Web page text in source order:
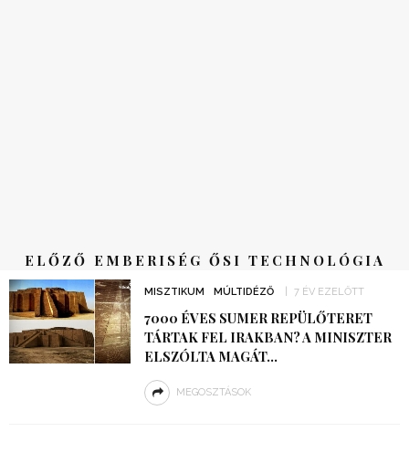
ELŐZŐ EMBERISÉG ŐSI TECHNOLÓGIA
MISZTIKUM MÚLTIDÉZŐ 7 ÉV EZELŐTT
7000 ÉVES SUMER REPÜLŐTERET
TÁRTAK FEL IRAKBAN? A MINISZTER
ELSZÓLTA MAGÁT…
MEGOSZTÁSOK